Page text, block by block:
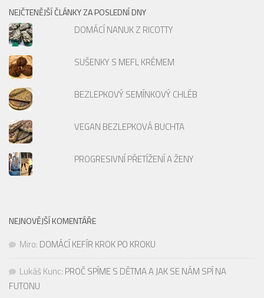
NEJČTENĚJŠÍ ČLÁNKY ZA POSLEDNÍ DNY
DOMÁCÍ NANUK Z RICOTTY
SUŠENKY S MEFL KRÉMEM
BEZLEPKOVÝ SEMÍNKOVÝ CHLÉB
VEGAN BEZLEPKOVÁ BUCHTA
PROGRESIVNÍ PŘETÍŽENÍ A ŽENY
NEJNOVĚJŠÍ KOMENTÁŘE
Miro: DOMÁCÍ KEFÍR KROK PO KROKU
Lukáš Kunc: PROČ SPÍME S DĚTMA A JAK SE NÁM SPÍ NA
FUTONU